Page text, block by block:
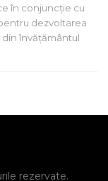
în conjuncție cu
dezvoltarea
învățământul
rezervate.